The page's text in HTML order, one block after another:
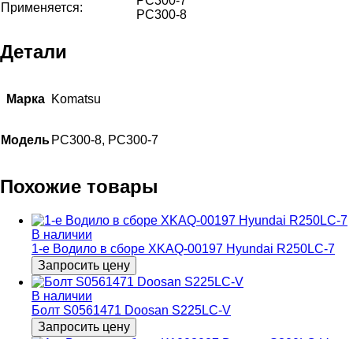
Применяется:
PC300-8
Детали
Марка Komatsu
Модель PC300-8, PC300-7
Похожие товары
В наличии
1-e Водило в сборе XKAQ-00197 Hyundai R250LC-7
Запросить цену
В наличии
Болт S0561471 Doosan S225LC-V
Запросить цену